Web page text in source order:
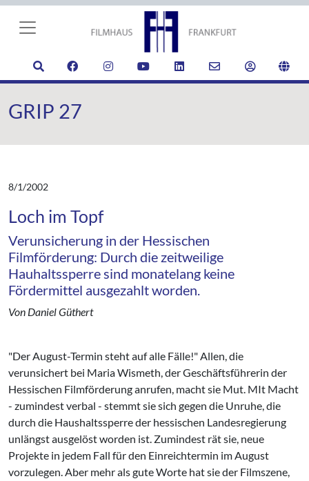
GRIP 27
8/1/2002
Loch im Topf
Verunsicherung in der Hessischen
Filmförderung: Durch die zeitweilige
Hauhaltssperre sind monatelang keine
Fördermittel ausgezahlt worden.
Von Daniel Güthert
"Der August-Termin steht auf alle Fälle!" Allen, die
verunsichert bei Maria Wismeth, der Geschäftsführerin der
Hessischen Filmförderung anrufen, macht sie Mut. MIt Macht
- zumindest verbal - stemmt sie sich gegen die Unruhe, die
durch die Haushaltssperre der hessischen Landesregierung
unlängst ausgelöst worden ist. Zumindest rät sie, neue
Projekte in jedem Fall für den Einreichtermin im August
vorzulegen. Aber mehr als gute Worte hat sie der Filmszene,